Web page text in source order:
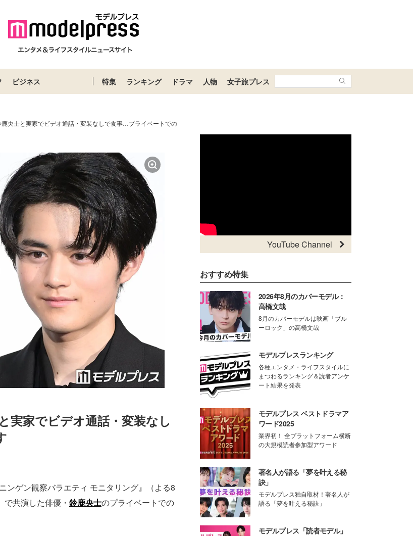
ビジネス 特集 ランキング ドラマ 人物 女子旅プレス
央士と実家でビデオ通話・変装なしで食事…プライベートでの
:
実家でビデオ通話・変装なし
ンゲン観察バラエティ モニタリング』（よる8
で共演した俳優・ 鈴鹿央士のプライベートでの
YouTube Channel
おすすめ特集
2026年8月のカバーモデル：
高橋文哉
8月のカバーモデルは映画「ブル
ーロック」の高橋文哉
モデルプレスランキング
各種エンタメ・ライフスタイルに
まつわるランキング＆読者アンケ
ート結果を発表
モデルプレス ベストドラマア
ワード2025
業界初！ 全プラットフォーム横断
の大規模読者参加型アワード
著名人が語る「夢を叶える秘
訣」
モデルプレス独自取材！著名人が
語る「夢を叶える秘訣」
モデルプレス「読者モデル」